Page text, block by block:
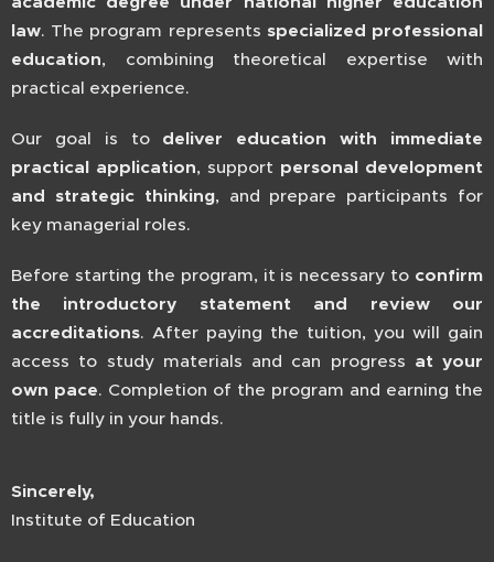
law. The program represents specialized professional
education, combining theoretical expertise with
practical experience.
Our goal is to deliver education with immediate
practical application, support personal development
and strategic thinking, and prepare participants for
key managerial roles.
Before starting the program, it is necessary to confirm
the introductory statement and review our
accreditations. After paying the tuition, you will gain
access to study materials and can progress at your
own pace. Completion of the program and earning the
title is fully in your hands.
Sincerely,
Institute of Education